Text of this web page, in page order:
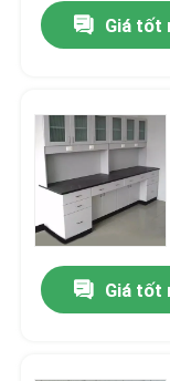
Tủ lưu trữ
Tủ an toàn
Giá lưu trữ
Hộp thông qua
Giá tốt
Giá tốt